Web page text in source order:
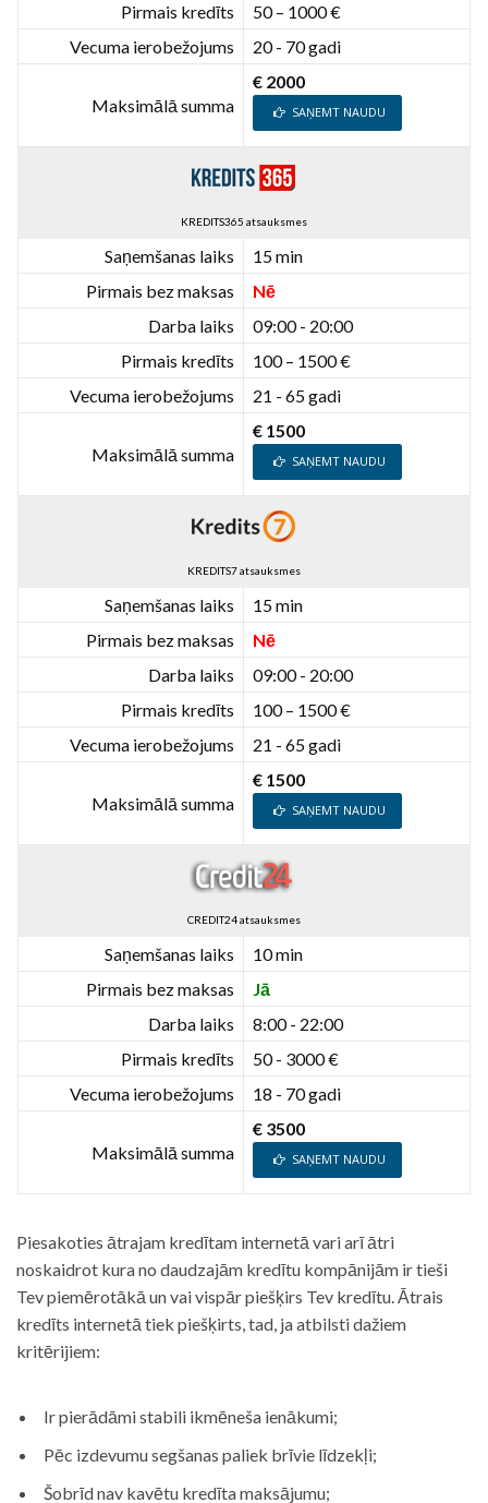
Pirmais kredīts
50 – 1000 €
Vecuma ierobežojums
20 - 70 gadi
Maksimālā summa
€ 2000
SAŅEMT NAUDU
KREDITS365 atsauksmes
Saņemšanas laiks
15 min
Pirmais bez maksas
Nē
Darba laiks
09:00 - 20:00
Pirmais kredīts
100 – 1500 €
Vecuma ierobežojums
21 - 65 gadi
Maksimālā summa
€ 1500
SAŅEMT NAUDU
KREDITS7 atsauksmes
Saņemšanas laiks
15 min
Pirmais bez maksas
Nē
Darba laiks
09:00 - 20:00
Pirmais kredīts
100 – 1500 €
Vecuma ierobežojums
21 - 65 gadi
Maksimālā summa
€ 1500
SAŅEMT NAUDU
CREDIT24 atsauksmes
Saņemšanas laiks
10 min
Pirmais bez maksas
Jā
Darba laiks
8:00 - 22:00
Pirmais kredīts
50 - 3000 €
Vecuma ierobežojums
18 - 70 gadi
Maksimālā summa
€ 3500
SAŅEMT NAUDU
Piesakoties ātrajam kredītam internetā vari arī ātri
noskaidrot kura no daudzajām kredītu kompānijām ir tieši
Tev piemērotākā un vai vispār piešķirs Tev kredītu. Ātrais
kredīts internetā tiek piešķirts, tad, ja atbilsti dažiem
kritērijiem:
Ir pierādāmi stabili ikmēneša ienākumi;
Pēc izdevumu segšanas paliek brīvie līdzekļi;
Šobrīd nav kavētu kredīta maksājumu;